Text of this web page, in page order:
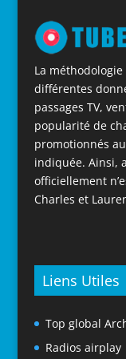
La
différentes
passages TV,
popularité de
promotionnés
indiquée. Ainsi,
officiellement
Charles et
Liens Utiles
Top global
Radios airplay